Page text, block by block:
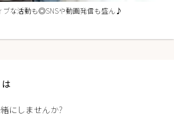
ブな活動も◎SNSや動画発信も盛ん♪
にしませんか?